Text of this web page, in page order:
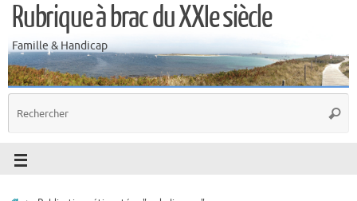
Rubrique à brac du XXIe siècle
Famille & Handicap